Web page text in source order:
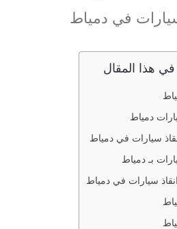
في دمياط
في هذا المقال
دمياط
سيارات في دمياط
بـ دمياط
سيارات في دمياط